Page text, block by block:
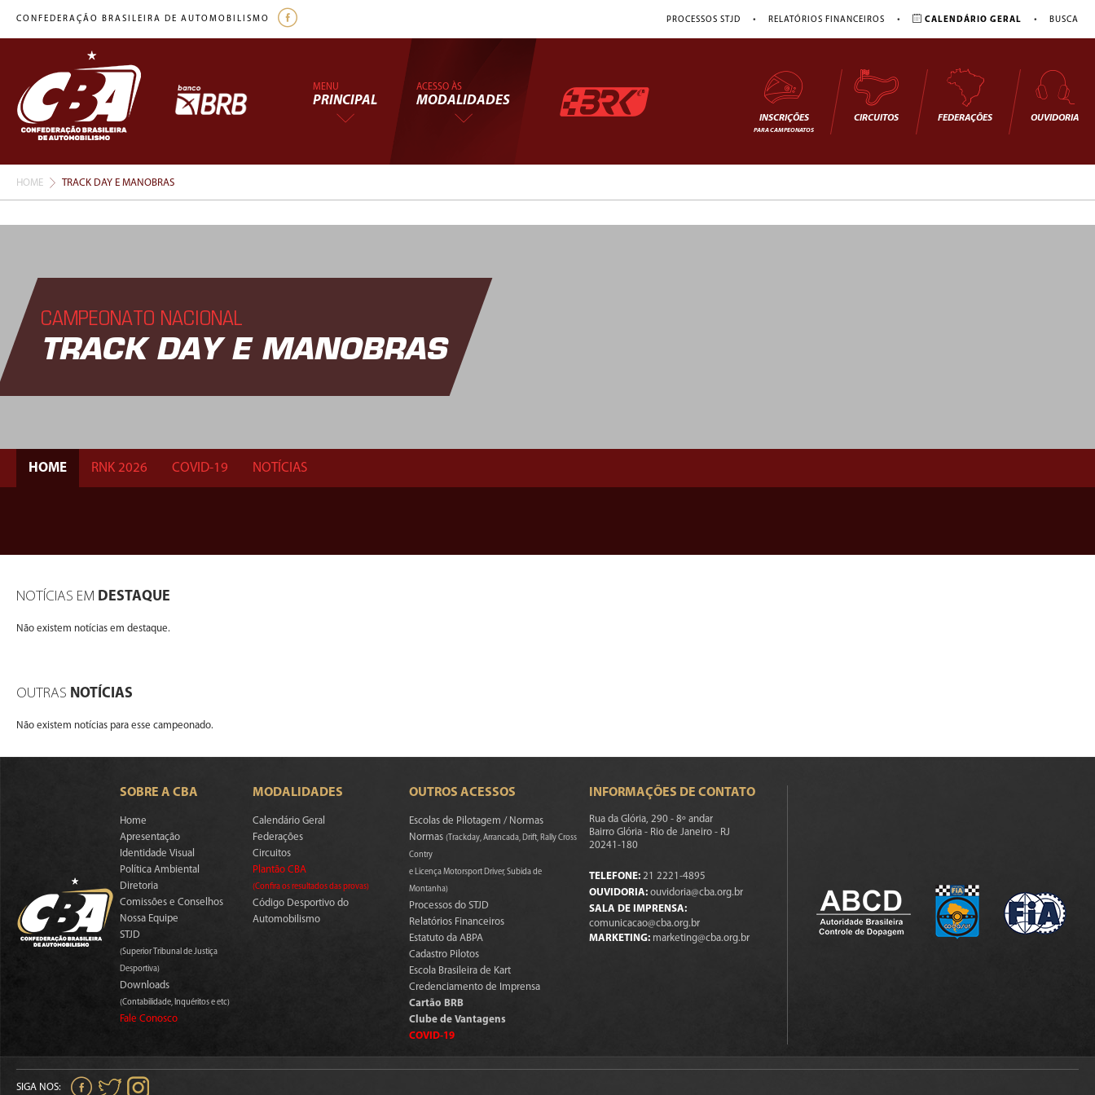
CONFEDERAÇÃO BRASILEIRA DE AUTOMOBILISMO PROCESSOS STJD • RELATÓRIOS FINANCEIROS • CALENDÁRIO GERAL • BUSCA
MENU
PRINCIPAL
ACESSO ÀS
MODALIDADES
INSCRIÇÕES
PARA CAMPEONATOS
CIRCUITOS FEDERAÇÕES OUVIDORIA
HOME TRACK DAY E MANOBRAS
CAMPEONATO NACIONAL
TRACK DAY E MANOBRAS
HOME RNK 2026 COVID-19 NOTÍCIAS
NOTÍCIAS EM DESTAQUE
Não existem notícias em destaque.
OUTRAS NOTÍCIAS
Não existem notícias para esse campeonado.
SOBRE A CBA
Home
Apresentação
Identidade Visual
Política Ambiental
Diretoria
Comissões e Conselhos
Nossa Equipe
STJD
(Superior Tribunal de Justiça
Desportiva)
Downloads
(Contabilidade, Inquéritos e etc)
Fale Conosco
MODALIDADES
Calendário Geral
Federações
Circuitos
Plantão CBA
(Confira os resultados das provas)
Código Desportivo do
Automobilismo
OUTROS ACESSOS
Escolas de Pilotagem / Normas
Normas(Trackday, Arrancada, Drift, Rally Cross
Contry
e Licença Motorsport Driver, Subida de
Montanha)
Processos do STJD
Relatórios Financeiros
Estatuto da ABPA
Cadastro Pilotos
Escola Brasileira de Kart
Credenciamento de Imprensa
Cartão BRB
Clube de Vantagens
COVID-19
INFORMAÇÕES DE CONTATO
Rua da Glória, 290 - 8º andar
Bairro Glória - Rio de Janeiro - RJ
20241-180
TELEFONE: 21 2221-4895
OUVIDORIA: ouvidoria@cba.org.br
SALA DE IMPRENSA:
comunicacao@cba.org.br
MARKETING: marketing@cba.org.br
SIGA NOS: